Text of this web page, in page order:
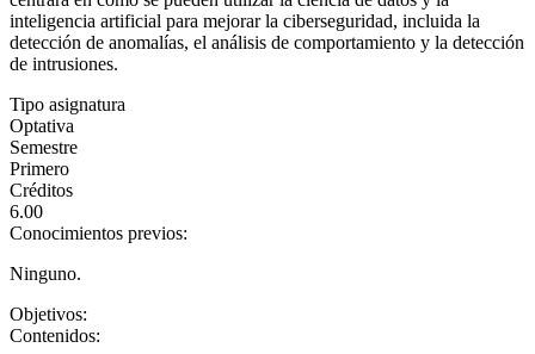
inteligencia artificial para mejorar la ciberseguridad, incluida la
detección de anomalías, el análisis de comportamiento y la detección
de intrusiones.
Tipo asignatura
Optativa
Semestre
Primero
Créditos
6.00
Conocimientos previos:
Ninguno.
Objetivos:
Contenidos: